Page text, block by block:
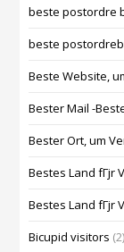
beste postordre
beste
Beste Website,
Bester Mail -
Bester Ort, um
Bestes Land
Bestes Land
Bicupid visitors (2)